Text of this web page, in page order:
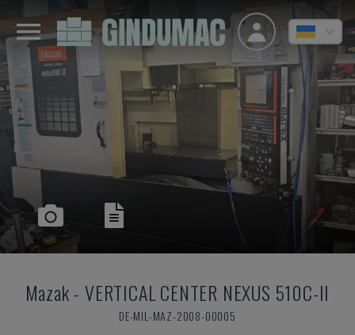
Mazak-VERTICAL CENTER NEXUS 510C-II
DE-MIL-MAZ-2008-00005